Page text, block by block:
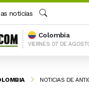
noticias
Buscar
Colombia
VIERNES 07 DE
NOTICIAS DE